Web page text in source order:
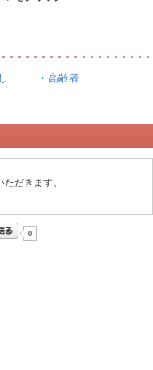
高齢者
だきます。
0